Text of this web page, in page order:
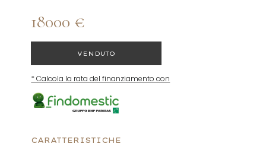
18000 €
VENDUTO
* Calcola la rata del finanziamento con
CARATTERISTICHE